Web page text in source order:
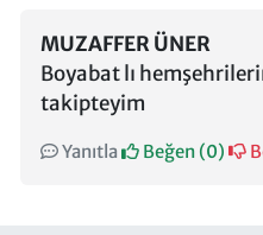
MUZAFFER ÜNER
Boyabat lı
takipteyim
Yanıtla Beğen (0)